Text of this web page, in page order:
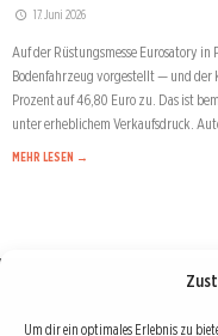
Um dir ein optimales Erlebnis zu
17. Juni 2026
Auf der Rüstungsmesse Eurosatory in
Bodenfahrzeug vorgestellt — und
Prozent auf 46,80 Euro zu. Das ist
unter erheblichem Verkaufsdruck.
MEHR LESEN →
Börse : lokal,